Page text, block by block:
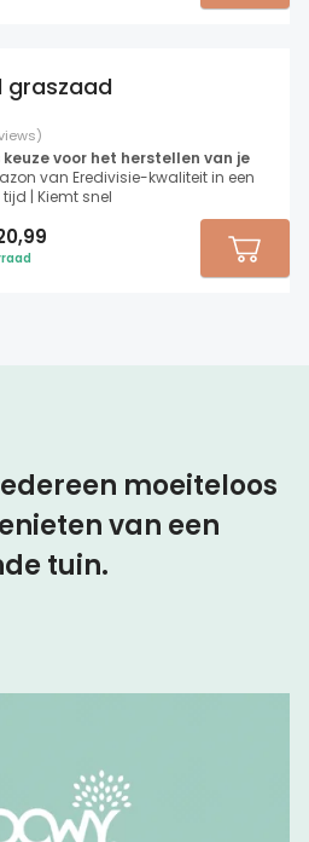
graszaad
keuze voor het herstellen van je
van Eredivisie-kwaliteit in een
| Kiemt snel
moeiteloos
van een
tuin.